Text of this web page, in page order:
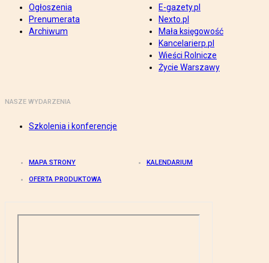
Ogłoszenia
Prenumerata
Archiwum
E-gazety.pl
Nexto.pl
Mała księgowość
Kancelarierp.pl
Wieści Rolnicze
Życie Warszawy
NASZE WYDARZENIA
Szkolenia i konferencje
MAPA STRONY KALENDARIUM
OFERTA PRODUKTOWA